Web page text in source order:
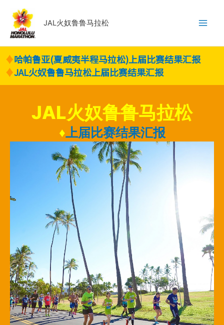
JAL火奴鲁鲁马拉松
♦哈帕鲁亚(夏威夷半程马拉松)上届比赛结果汇报
♦JAL火奴鲁鲁马拉松上届比赛结果汇报
JAL火奴鲁鲁马拉松
♦上届比赛结果汇报